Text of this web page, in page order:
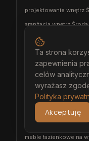
projektowanie wnętrz
aranżacja wnętrz Środa
wizualizacja wnętrz
meble na wymiar
stolarz Środa Śląska
kuchnia na wymiar
szafa na wymiar Środa
garderoba na wymiar
wiatrołap na wymiar
meble łazienkowe na
Ta strona
zapewnienia
celów
wyrażasz
Polityka
Akceptuję